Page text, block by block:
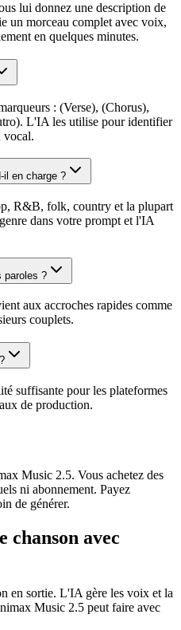
lui donnez une description de
un morceau complet avec voix,
en quelques minutes.
: (Verse), (Chorus),
L'IA les utilise pour identifier
vocal.
il en charge ?
R&B, folk, country et la plupart
dans votre prompt et l'IA
paroles ?
aux accroches rapides comme
couplets.
suffisante pour les plateformes
de production.
Music 2.5. Vous achetez des
ni abonnement. Payez
de générer.
chanson avec
en sortie. L'IA gère les voix et la
Music 2.5 peut faire avec